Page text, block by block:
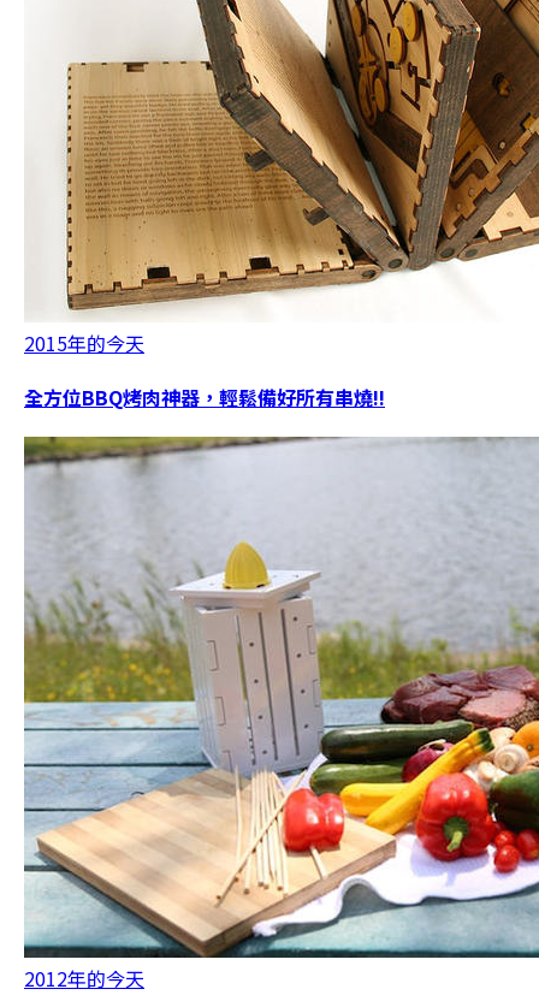
2015年的今天
全方位BBQ烤肉神器，輕鬆備好所有串燒!!
2012年的今天